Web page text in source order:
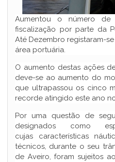
Aumentou o número
fiscalização por parte da
Até Dezembro registaram-
área portuária.
O aumento destas ações
deve-se ao aumento do
que ultrapassou os cinco
recorde atingido este ano
Por uma questão de
designados como
cujas características
técnicos, durante o seu
de Aveiro, foram sujeitos